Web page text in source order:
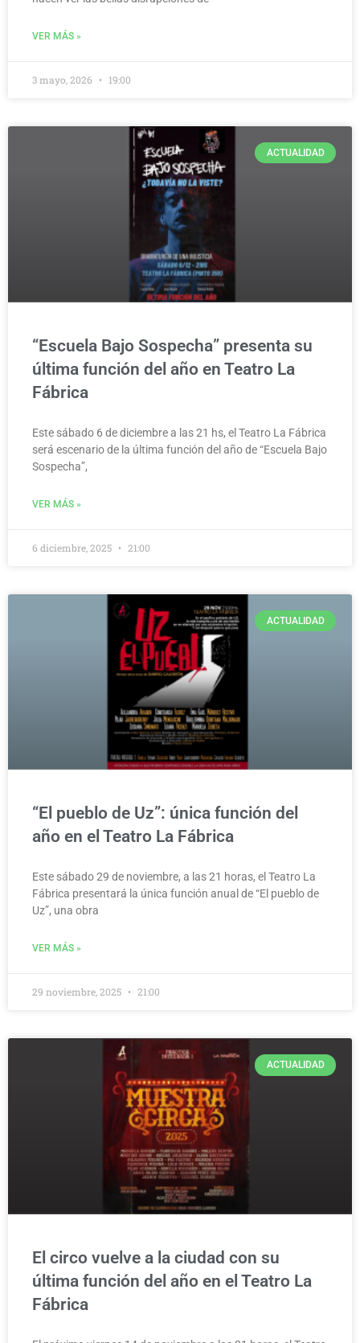
VER MÁS »
3 mayo, 2026 19:00
ACTUALIDAD
“Escuela Bajo Sospecha” presenta su
última función del año en Teatro La
Fábrica
Este sábado 6 de diciembre a las 21 hs, el Teatro La Fábrica
será escenario de la última función del año de “Escuela Bajo
Sospecha”,
VER MÁS »
6 diciembre, 2025 21:00
ACTUALIDAD
“El pueblo de Uz”: única función del
año en el Teatro La Fábrica
Este sábado 29 de noviembre, a las 21 horas, el Teatro La
Fábrica presentará la única función anual de “El pueblo de
Uz”, una obra
VER MÁS »
29 noviembre, 2025 21:00
ACTUALIDAD
El circo vuelve a la ciudad con su
última función del año en el Teatro La
Fábrica